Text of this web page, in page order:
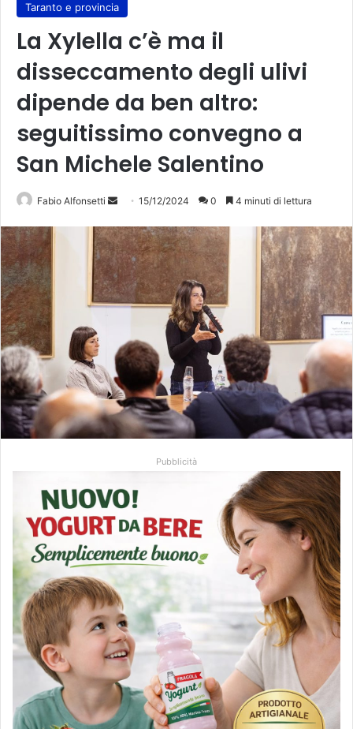
Taranto e provincia
La Xylella c’è ma il
disseccamento degli ulivi
dipende da ben altro:
seguitissimo convegno a
San Michele Salentino
Fabio Alfonsetti
Invia 15/12/2024 0 4 minuti di lettura
Pubblicità